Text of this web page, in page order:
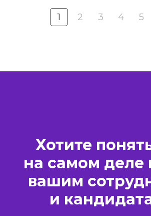
1 2 3 4 5
Хотите
на самом деле
вашим
и